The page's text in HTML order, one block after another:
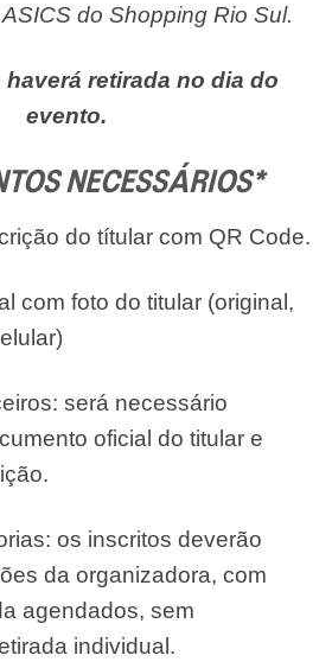
do Shopping Rio Sul.
retirada no dia do
evento.
NECESSÁRIOS*
do títular com QR Code.
com foto do titular (original,
será necessário
oficial do titular e
os inscritos deverão
da organizadora, com
agendados, sem
individual.